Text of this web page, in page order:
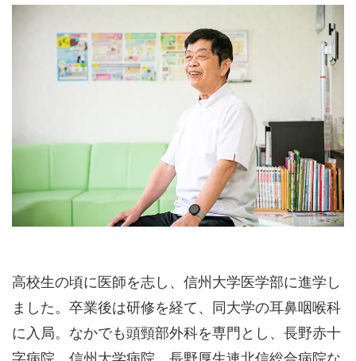
高校生の頃に医師を志し、信州大学医学部に進学し
ました。卒業後は研修を経て、同大学の耳鼻咽喉科
に入局。なかでも頭頸部外科を専門とし、長野赤十